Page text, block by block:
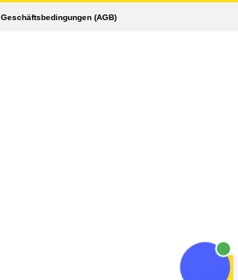
Geschäftsbedingungen (AGB)